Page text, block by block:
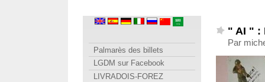
" AI " :
Par
Palmarès des billets
LGDM sur Facebook
LIVRADOIS-FOREZ